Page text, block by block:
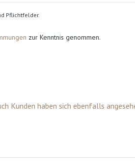
Pflichtfelder.
zur Kenntnis genommen.
Kunden haben sich ebenfalls